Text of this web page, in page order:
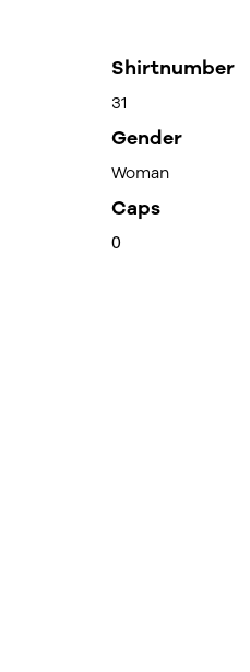
Shirtnumber
31
Gender
Woman
Caps
0